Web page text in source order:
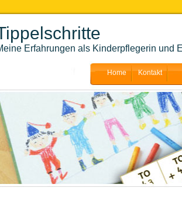
Erfahrungen als Kinderpflegerin und
Home Kontakt